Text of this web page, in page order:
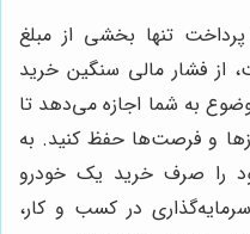
پرداخت تنها بخشی از مبلغ
از فشار مالی سنگین خرید
به شما اجازه می‌دهد تا
و فرصت‌ها حفظ کنید. به
را صرف خرید یک خودرو
در کسب و کار،